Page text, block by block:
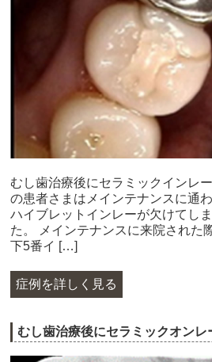
むし歯治療後にセラミックインレ
の患者さまはメインテナンスに通
ハイブレットインレーが欠けてし
た。 メインテナンスに来院された
下5番イ […]
症例を詳しく見る
むし歯治療後にセラミックオン